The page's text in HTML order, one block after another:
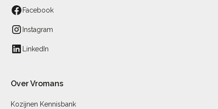
Facebook
Instagram
LinkedIn
Over Vromans
Kozijnen Kennisbank